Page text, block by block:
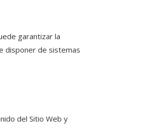
garantizar la
disponer de sistemas
del Sitio Web y